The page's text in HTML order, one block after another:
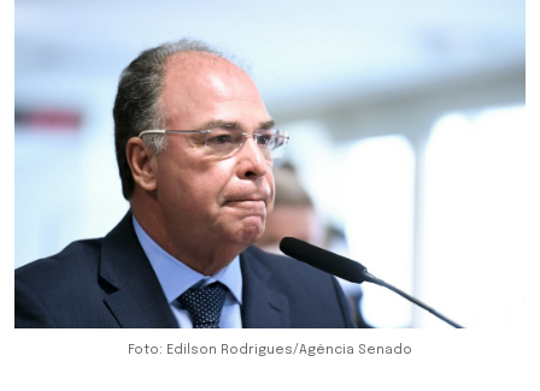
Foto: Edilson Rodrigues/Agência Senado